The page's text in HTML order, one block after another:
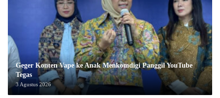
Geger Konten Vape ke Anak Menkomdigi Panggil YouTube
Tegas
3 Agustus 2026